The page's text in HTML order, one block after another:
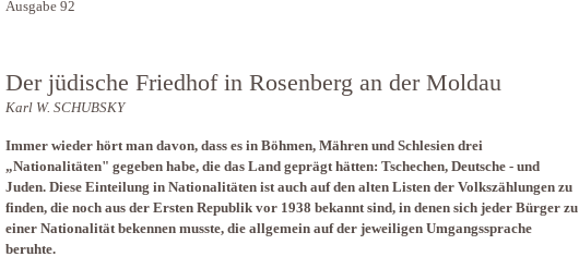
Ausgabe 92
Der jüdische Friedhof in Rosenberg an der Moldau
Karl W. SCHUBSKY
Immer wieder hört man davon, dass es in Böhmen, Mähren und Schlesien drei
„Nationalitäten" gegeben habe, die das Land geprägt hätten: Tschechen, Deutsche - und
Juden. Diese Einteilung in Nationalitäten ist auch auf den alten Listen der Volkszählungen zu
finden, die noch aus der Ersten Republik vor 1938 bekannt sind, in denen sich jeder Bürger zu
einer Nationalität bekennen musste, die allgemein auf der jeweiligen Umgangssprache
beruhte.